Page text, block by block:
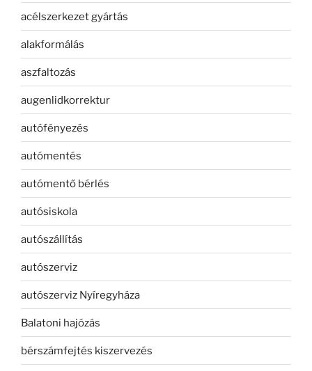
acélszerkezet gyártás
alakformálás
aszfaltozás
augenlidkorrektur
autófényezés
autómentés
autómentő bérlés
autósiskola
autószállítás
autószerviz
autószerviz Nyíregyháza
Balatoni hajózás
bérszámfejtés kiszervezés